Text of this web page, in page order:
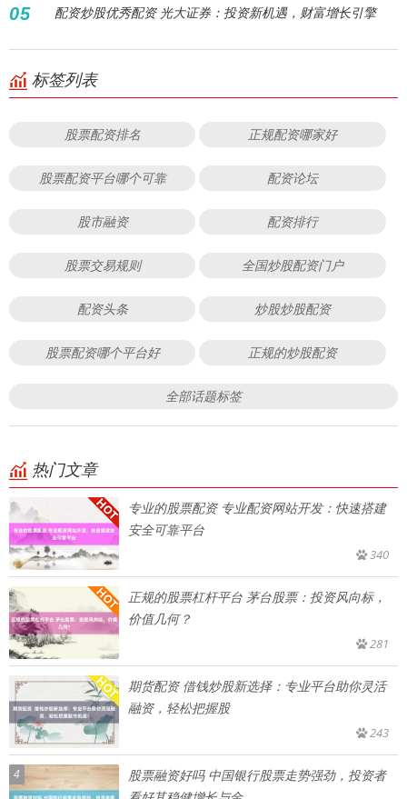
05 配资炒股优秀配资 光大证券：投资新机遇，财富增长引擎
标签列表
股票配资排名 正规配资哪家好
股票配资平台哪个可靠 配资论坛
股市融资 配资排行
股票交易规则 全国炒股配资门户
配资头条 炒股炒股配资
股票配资哪个平台好 正规的炒股配资
全部话题标签
热门文章
专业的股票配资 专业配资网站开发：快速搭建
安全可靠平台
340
正规的股票杠杆平台 茅台股票：投资风向标，
价值几何？
281
期货配资 借钱炒股新选择：专业平台助你灵活
融资，轻松把握股
243
4
股票融资好吗 中国银行股票走势强劲，投资者